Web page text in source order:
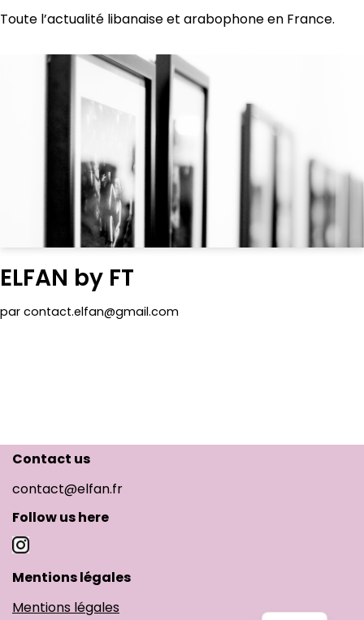
Toute l’actualité libanaise et arabophone en France.
ELFAN by FT
par contact.elfan@gmail.com
Contact us
contact@elfan.fr
Follow us here
Mentions légales
Mentions légales